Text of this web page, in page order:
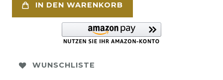
IN DEN WARENKORB
WUNSCHLISTE